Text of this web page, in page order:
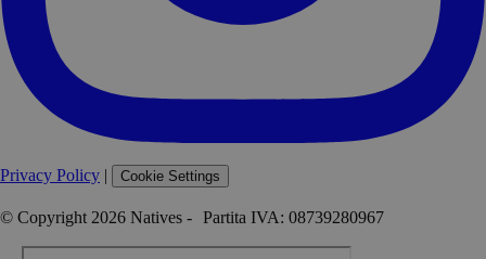
Privacy Policy | Cookie Settings
© Copyright 2026 Natives - Partita IVA: 08739280967